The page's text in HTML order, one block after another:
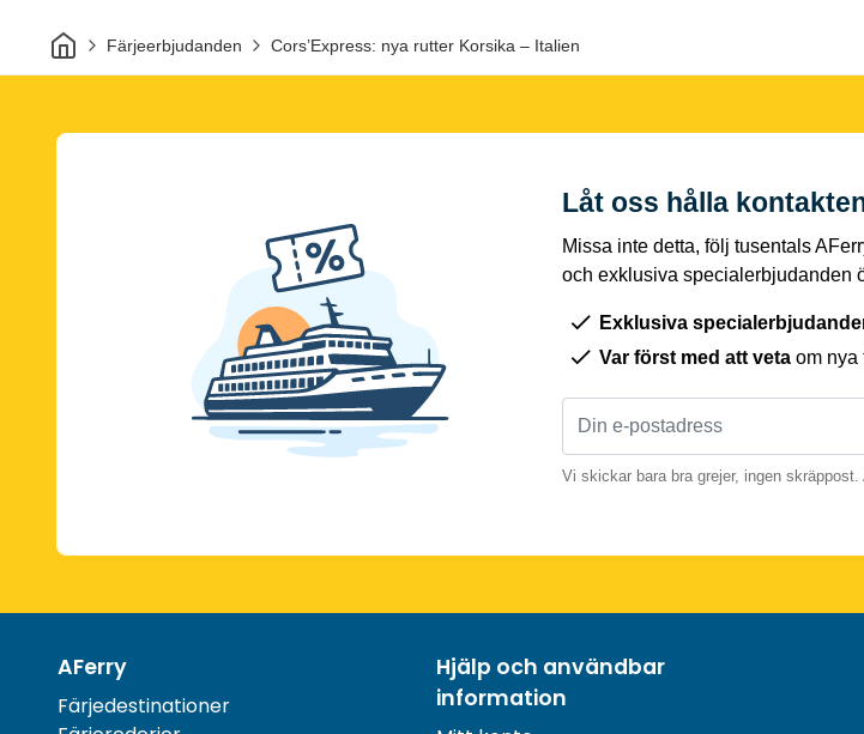
HemFärjeerbjudanden Cors’Express: nya rutter Korsika – Italien
Låt oss hålla
Missa inte detta, följ tusentals
och exklusiva specialerbjudanden
Exklusiva
Var först med att veta om nya
Vi skickar bara bra grejer, ingen
AFerry
Färjedestinationer
Hjälp och användbar
information